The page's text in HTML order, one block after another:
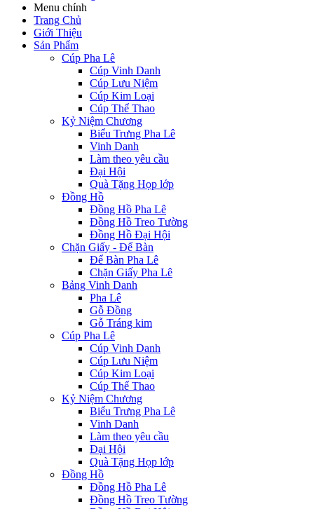
Menu chính
Trang Chủ
Giới Thiệu
Sản Phẩm
Cúp Pha Lê
Cúp Vinh Danh
Cúp Lưu Niệm
Cúp Kim Loại
Cúp Thể Thao
Kỷ Niệm Chương
Biểu Trưng Pha Lê
Vinh Danh
Làm theo yêu cầu
Đại Hội
Quà Tặng Họp lớp
Đồng Hồ
Đồng Hồ Pha Lê
Đồng Hồ Treo Tường
Đồng Hồ Đại Hội
Chặn Giấy - Để Bàn
Để Bàn Pha Lê
Chặn Giấy Pha Lê
Bảng Vinh Danh
Pha Lê
Gỗ Đồng
Gỗ Tráng kim
Cúp Pha Lê
Cúp Vinh Danh
Cúp Lưu Niệm
Cúp Kim Loại
Cúp Thể Thao
Kỷ Niệm Chương
Biểu Trưng Pha Lê
Vinh Danh
Làm theo yêu cầu
Đại Hội
Quà Tặng Họp lớp
Đồng Hồ
Đồng Hồ Pha Lê
Đồng Hồ Treo Tường